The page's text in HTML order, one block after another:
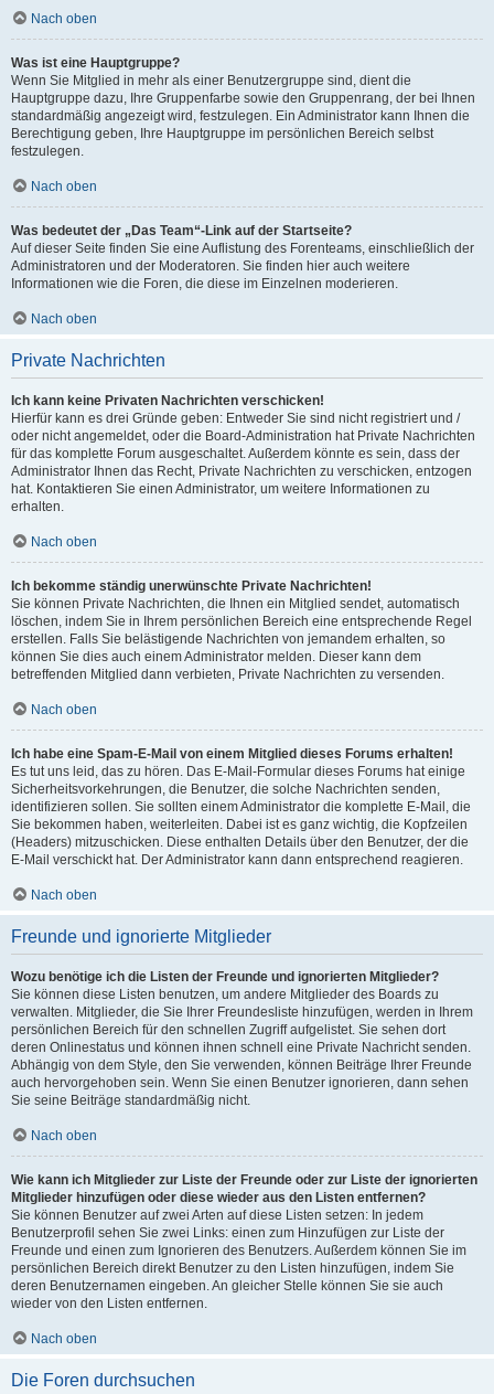
Nach oben
Was ist eine Hauptgruppe?
Wenn Sie Mitglied in mehr als einer Benutzergruppe sind, dient die
Hauptgruppe dazu, Ihre Gruppenfarbe sowie den Gruppenrang, der bei Ihnen
standardmäßig angezeigt wird, festzulegen. Ein Administrator kann Ihnen die
Berechtigung geben, Ihre Hauptgruppe im persönlichen Bereich selbst
festzulegen.
Nach oben
Was bedeutet der „Das Team“-Link auf der Startseite?
Auf dieser Seite finden Sie eine Auflistung des Forenteams, einschließlich der
Administratoren und der Moderatoren. Sie finden hier auch weitere
Informationen wie die Foren, die diese im Einzelnen moderieren.
Nach oben
Private Nachrichten
Ich kann keine Privaten Nachrichten verschicken!
Hierfür kann es drei Gründe geben: Entweder Sie sind nicht registriert und /
oder nicht angemeldet, oder die Board-Administration hat Private Nachrichten
für das komplette Forum ausgeschaltet. Außerdem könnte es sein, dass der
Administrator Ihnen das Recht, Private Nachrichten zu verschicken, entzogen
hat. Kontaktieren Sie einen Administrator, um weitere Informationen zu
erhalten.
Nach oben
Ich bekomme ständig unerwünschte Private Nachrichten!
Sie können Private Nachrichten, die Ihnen ein Mitglied sendet, automatisch
löschen, indem Sie in Ihrem persönlichen Bereich eine entsprechende Regel
erstellen. Falls Sie belästigende Nachrichten von jemandem erhalten, so
können Sie dies auch einem Administrator melden. Dieser kann dem
betreffenden Mitglied dann verbieten, Private Nachrichten zu versenden.
Nach oben
Ich habe eine Spam-E-Mail von einem Mitglied dieses Forums erhalten!
Es tut uns leid, das zu hören. Das E-Mail-Formular dieses Forums hat einige
Sicherheitsvorkehrungen, die Benutzer, die solche Nachrichten senden,
identifizieren sollen. Sie sollten einem Administrator die komplette E-Mail, die
Sie bekommen haben, weiterleiten. Dabei ist es ganz wichtig, die Kopfzeilen
(Headers) mitzuschicken. Diese enthalten Details über den Benutzer, der die
E-Mail verschickt hat. Der Administrator kann dann entsprechend reagieren.
Nach oben
Freunde und ignorierte Mitglieder
Wozu benötige ich die Listen der Freunde und ignorierten Mitglieder?
Sie können diese Listen benutzen, um andere Mitglieder des Boards zu
verwalten. Mitglieder, die Sie Ihrer Freundesliste hinzufügen, werden in Ihrem
persönlichen Bereich für den schnellen Zugriff aufgelistet. Sie sehen dort
deren Onlinestatus und können ihnen schnell eine Private Nachricht senden.
Abhängig von dem Style, den Sie verwenden, können Beiträge Ihrer Freunde
auch hervorgehoben sein. Wenn Sie einen Benutzer ignorieren, dann sehen
Sie seine Beiträge standardmäßig nicht.
Nach oben
Wie kann ich Mitglieder zur Liste der Freunde oder zur Liste der ignorierten
Mitglieder hinzufügen oder diese wieder aus den Listen entfernen?
Sie können Benutzer auf zwei Arten auf diese Listen setzen: In jedem
Benutzerprofil sehen Sie zwei Links: einen zum Hinzufügen zur Liste der
Freunde und einen zum Ignorieren des Benutzers. Außerdem können Sie im
persönlichen Bereich direkt Benutzer zu den Listen hinzufügen, indem Sie
deren Benutzernamen eingeben. An gleicher Stelle können Sie sie auch
wieder von den Listen entfernen.
Nach oben
Die Foren durchsuchen